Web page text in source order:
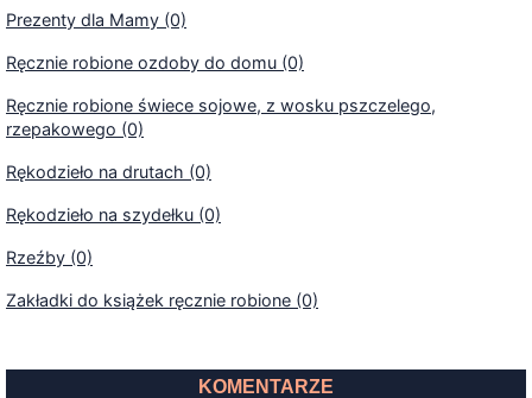
Prezenty dla Mamy (0)
Ręcznie robione ozdoby do domu (0)
Ręcznie robione świece sojowe, z wosku pszczelego,
rzepakowego (0)
Rękodzieło na drutach (0)
Rękodzieło na szydełku (0)
Rzeźby (0)
Zakładki do książek ręcznie robione (0)
KOMENTARZE